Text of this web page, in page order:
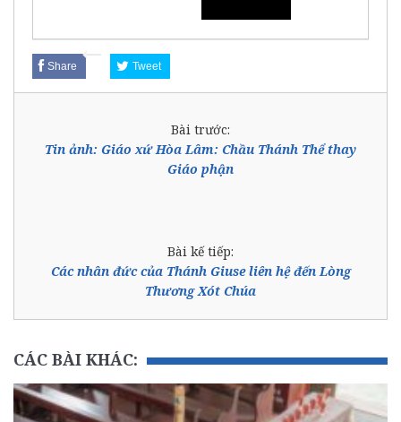
Share Tweet
Bài trước:
Tin ảnh: Giáo xứ Hòa Lâm: Chầu Thánh Thể thay
Giáo phận
Bài kế tiếp:
Các nhân đức của Thánh Giuse liên hệ đến Lòng
Thương Xót Chúa
CÁC BÀI KHÁC: